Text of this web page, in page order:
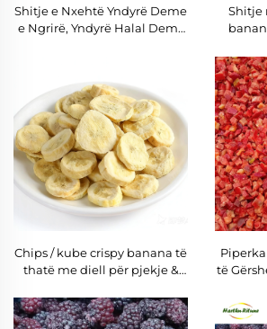
Shitje e Nxehtë Yndyrë Deme
e Ngrirë, Yndyrë Halal Demi,
Shitje
thikë,
shijen
Chips / kube crispy banana të
thatë me diell për pjekje &
gluten, i shëndetshëm, me
çmim të mirë, kungull
të
me